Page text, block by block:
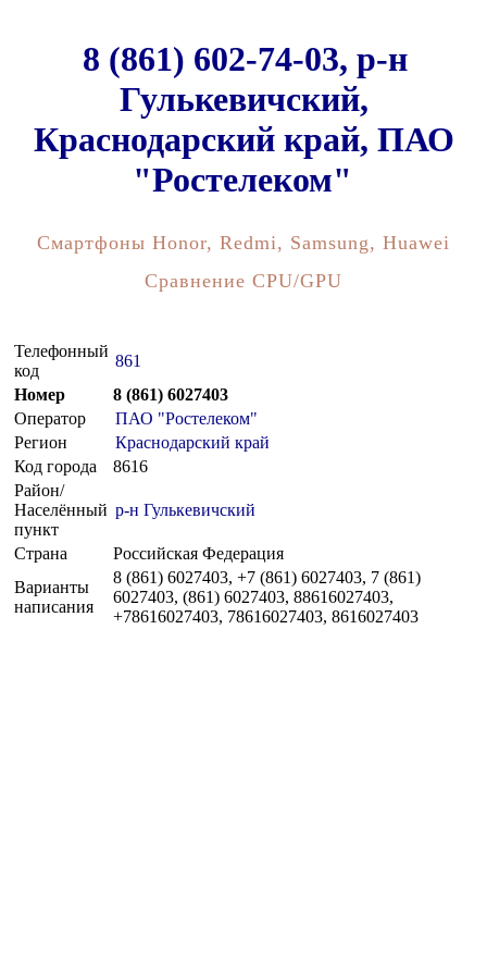
8 (861) 602-74-03, р-н
Гулькевичский,
Краснодарский край, ПАО
"Ростелеком"
Смартфоны Honor, Redmi, Samsung, Huawei
Сравнение CPU/GPU
Телефонный
код
861
Номер
8 (861) 6027403
Оператор
ПАО "Ростелеком"
Регион
Краснодарский край
Код города
8616
Район/
Населённый
пункт
р-н Гулькевичский
Страна
Российская Федерация
Варианты
написания
8 (861) 6027403, +7 (861) 6027403, 7 (861)
6027403, (861) 6027403, 88616027403,
+78616027403, 78616027403, 8616027403